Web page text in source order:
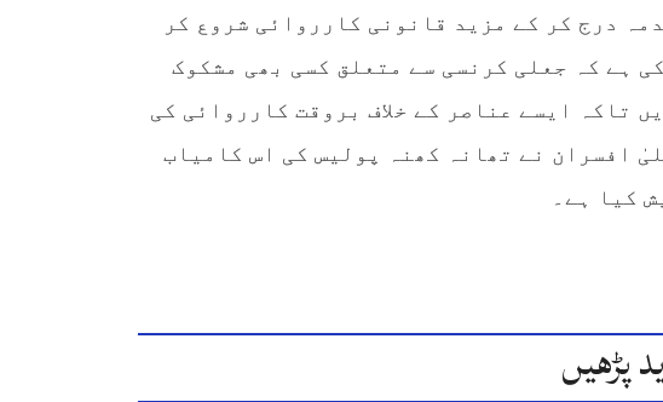
درج کر کے مزید قانونی کارروائی شروع کر
ہے کہ جعلی کرنسی سے متعلق کسی بھی مشکوک
تاکہ ایسے عناصر کے خلاف بروقت کارروائی کی
افسران نے تھانہ کھنہ پولیس کی اس کامیاب
کیا ہے۔
پڑھیں